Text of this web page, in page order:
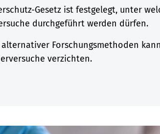
Gesetz ist festgelegt, unter
durchgeführt werden dürfen.
alternativer Forschungsmethoden
verzichten.